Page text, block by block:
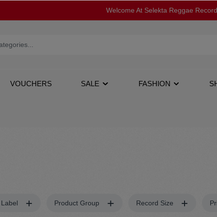
Welcome At Selekta Reggae
VOUCHERS SALE FASHION
Tapes
Pullover
Label Product Group Record Size